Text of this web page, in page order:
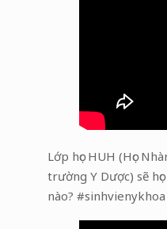
Lớp học HUH (Học
trường Y Dược) sẽ
nào? #sinhvienykhoa